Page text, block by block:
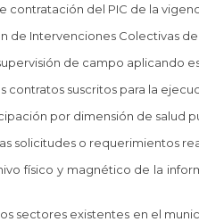
del PIC de la
de Intervenciones Colectivas
de campo aplicando
contratos suscritos para la
por dimensión de salud
solicitudes o requerimientos
físico y magnético de la
sectores existentes en el